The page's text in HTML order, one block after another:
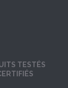
TESTÉS